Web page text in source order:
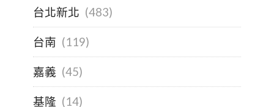
台北新北 (483)
台南 (119)
嘉義 (45)
基隆 (14)